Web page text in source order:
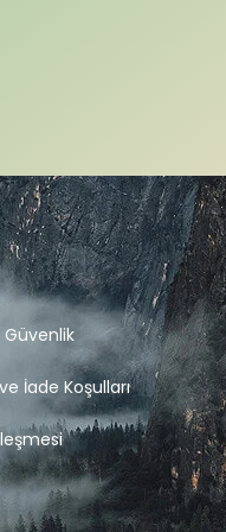
Güvenlik
İade Koşulları